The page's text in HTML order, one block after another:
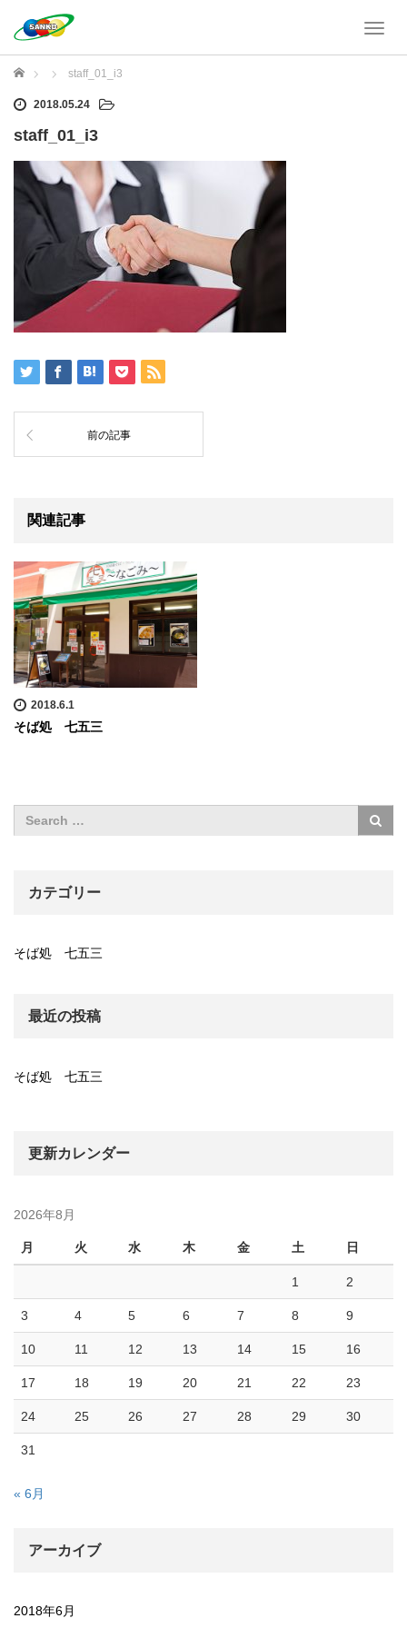
T
ホーム staff_01_i3
2018.05.24
staff_01_i3
前の記事
関連記事
2018.6.1
そば処 七五三
カテゴリー
そば処 七五三
最近の投稿
そば処 七五三
更新カレンダー
2026年8月
月 火 水 木 金 土 日
1 2
3 4 5 6 7 8 9
10 11 12 13 14 15 16
17 18 19 20 21 22 23
24 25 26 27 28 29 30
31
« 6月
アーカイブ
2018年6月